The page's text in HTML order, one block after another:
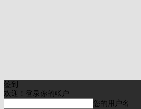
签到
欢迎！登录你的帐户
您的用户名